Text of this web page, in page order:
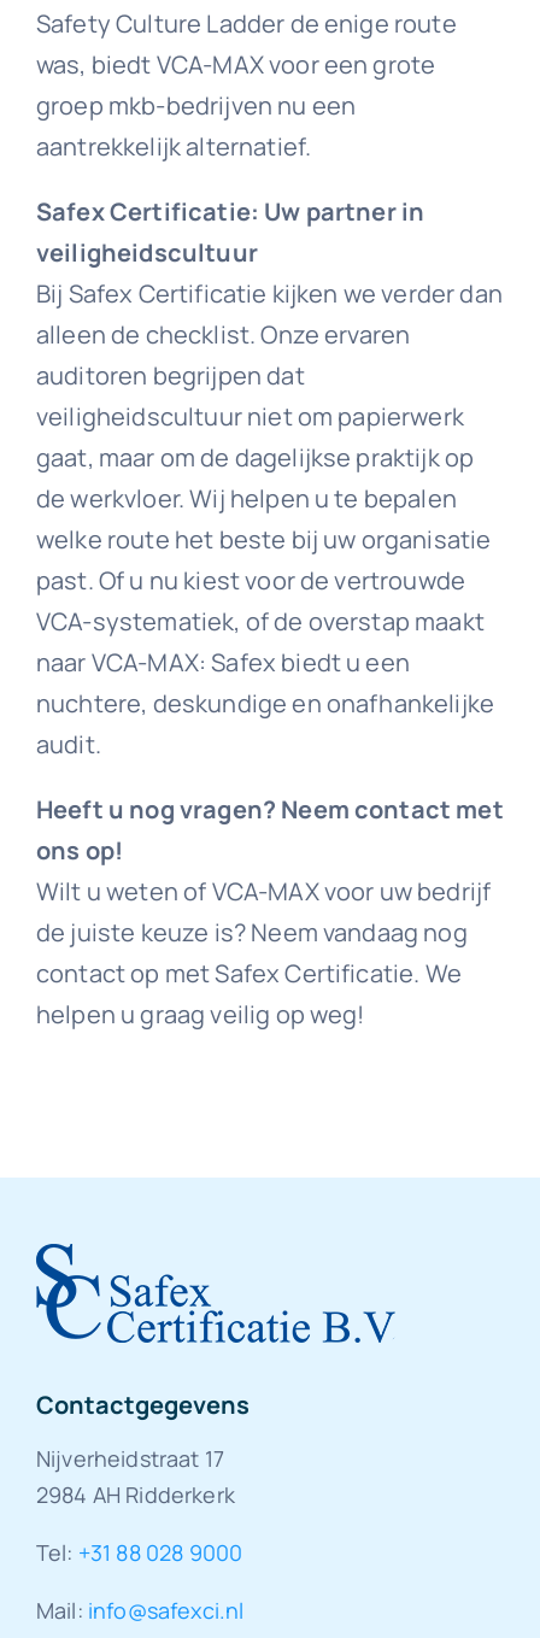
Safety Culture Ladder de enige route
was, biedt VCA-MAX voor een grote
groep mkb-bedrijven nu een
aantrekkelijk alternatief.
Safex Certificatie: Uw partner in
veiligheidscultuur
Bij Safex Certificatie kijken we verder dan
alleen de checklist. Onze ervaren
auditoren begrijpen dat
veiligheidscultuur niet om papierwerk
gaat, maar om de dagelijkse praktijk op
de werkvloer. Wij helpen u te bepalen
welke route het beste bij uw organisatie
past. Of u nu kiest voor de vertrouwde
VCA-systematiek, of de overstap maakt
naar VCA-MAX: Safex biedt u een
nuchtere, deskundige en onafhankelijke
audit.
Heeft u nog vragen? Neem contact met
ons op!
Wilt u weten of VCA-MAX voor uw bedrijf
de juiste keuze is? Neem vandaag nog
contact op met Safex Certificatie. We
helpen u graag veilig op weg!
Contactgegevens
Nijverheidstraat 17
2984 AH Ridderkerk
Tel: +31 88 028 9000
Mail: info@safexci.nl